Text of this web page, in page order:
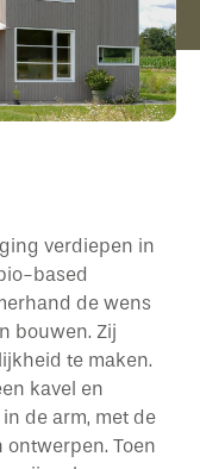
verdiepen in
based
de wens
bouwen. Zij
te maken.
kavel en
de arm, met de
Toen